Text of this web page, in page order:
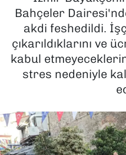
Bahçeler
akdi feshedildi.
çıkarıldıklarını ve
kabul
stres nedeniyle
MAGAZİN
POLİTİKA
SPOR
TEKNOLOJİ
Haber Arşivi